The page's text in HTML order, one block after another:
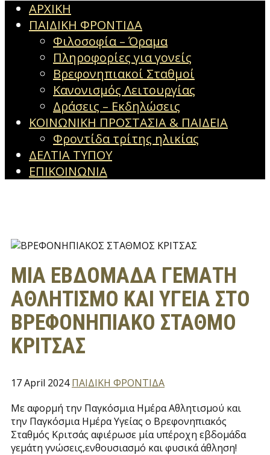
ΑΡΧΙΚΗ
ΠΑΙΔΙΚΗ ΦΡΟΝΤΙΔΑ
Φιλοσοφία – Όραμα
Πληροφορίες για γονείς
Βρεφονηπιακοί Σταθμοί
Κανονισμός Λειτουργίας
Δράσεις – Εκδηλώσεις
ΚΟΙΝΩΝΙΚΗ ΠΡΟΣΤΑΣΙΑ & ΠΑΙΔΕΙΑ
Φροντίδα τρίτης ηλικίας
ΔΕΛΤΙΑ ΤΥΠΟΥ
ΕΠΙΚΟΙΝΩΝΙΑ
MIA EBΔΟΜΑΔΑ ΓΕΜΑΤΗ
ΑΘΛΗΤΙΣΜΟ ΚΑΙ ΥΓΕΙΑ ΣΤΟ
ΒΡΕΦΟΝΗΠΙΑΚΟ ΣΤΑΘΜΟ
ΚΡΙΤΣΑΣ
17 April 2024 ΠΑΙΔΙΚΗ ΦΡΟΝΤΙΔΑ
Με αφορμή την Παγκόσμια Ημέρα Αθλητισμού και
την Παγκόσμια Ημέρα Υγείας ο Βρεφονηπιακός
Σταθμός Κριτσάς αφιέρωσε μία υπέροχη εβδομάδα
γεμάτη γνώσεις,ενθουσιασμό και φυσικά άθληση!